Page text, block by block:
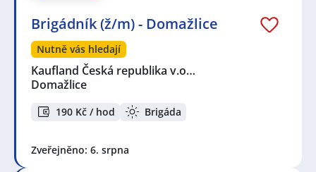
Brigádník (ž/m) - Domažlice
Nutně vás hledají
Kaufland Česká republika v.o…
Domažlice
190 Kč / hod Brigáda
Zveřejněno: 6. srpna